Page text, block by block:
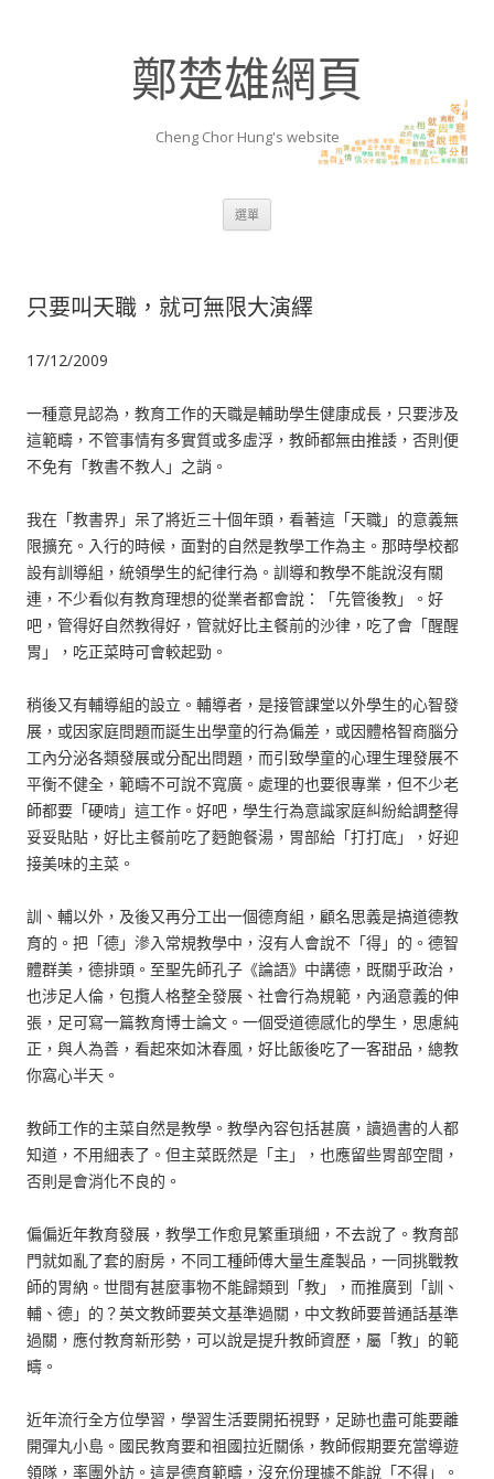
鄭楚雄網頁
Cheng Chor Hung's website
選單
只要叫天職，就可無限大演繹
17/12/2009
一種意見認為，教育工作的天職是輔助學生健康成長，只要涉及
這範疇，不管事情有多實質或多虛浮，教師都無由推諉，否則便
不免有「教書不教人」之誚。
我在「教書界」呆了將近三十個年頭，看著這「天職」的意義無
限擴充。入行的時候，面對的自然是教學工作為主。那時學校都
設有訓導組，統領學生的紀律行為。訓導和教學不能說沒有關
連，不少看似有教育理想的從業者都會說：「先管後教」。好
吧，管得好自然教得好，管就好比主餐前的沙律，吃了會「醒醒
胃」，吃正菜時可會較起勁。
稍後又有輔導組的設立。輔導者，是接管課堂以外學生的心智發
展，或因家庭問題而誕生出學童的行為偏差，或因體格智商腦分
工內分泌各類發展或分配出問題，而引致學童的心理生理發展不
平衡不健全，範疇不可說不寬廣。處理的也要很專業，但不少老
師都要「硬啃」這工作。好吧，學生行為意識家庭糾紛給調整得
妥妥貼貼，好比主餐前吃了麪飽餐湯，胃部給「打打底」，好迎
接美味的主菜。
訓、輔以外，及後又再分工出一個德育組，顧名思義是搞道德教
育的。把「德」滲入常規教學中，沒有人會說不「得」的。德智
體群美，德排頭。至聖先師孔子《論語》中講德，既關乎政治，
也涉足人倫，包攬人格整全發展、社會行為規範，內涵意義的伸
張，足可寫一篇教育博士論文。一個受道德感化的學生，思慮純
正，與人為善，看起來如沐春風，好比飯後吃了一客甜品，總教
你窩心半天。
教師工作的主菜自然是教學。教學內容包括甚廣，讀過書的人都
知道，不用細表了。但主菜既然是「主」，也應留些胃部空間，
否則是會消化不良的。
偏偏近年教育發展，教學工作愈見繁重瑣細，不去說了。教育部
門就如亂了套的廚房，不同工種師傅大量生產製品，一同挑戰教
師的胃納。世間有甚麼事物不能歸類到「教」，而推廣到「訓、
輔、德」的？英文教師要英文基準過關，中文教師要普通話基準
過關，應付教育新形勢，可以說是提升教師資歷，屬「教」的範
疇。
近年流行全方位學習，學習生活要開拓視野，足跡也盡可能要離
開彈丸小島。國民教育要和祖國拉近關係，教師假期要充當導遊
領隊，率團外訪。這是德育範疇，沒充份理據不能說「不得」。